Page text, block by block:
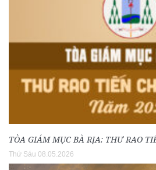
TÒA GIÁM MỤC BÀ RỊA: THƯ RAO
Thứ Sáu 08.05.2026